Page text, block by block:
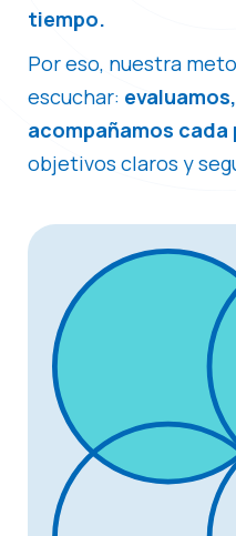
tiempo.
Por eso, nuestra
escuchar:
acompañamos
objetivos claros y